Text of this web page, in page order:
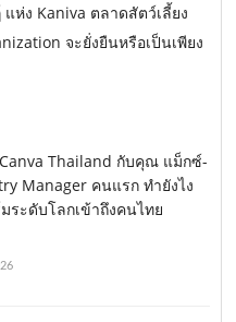
ห่ง Kaniva ตลาดสัตว์เลี้ยง
จะยั่งยืนหรือเป็นเพียง
Thailand กับคุณ แม็กซ์-
Manager คนแรก ทำยังไง
ระดับโลกเข้าถึงคนไทย